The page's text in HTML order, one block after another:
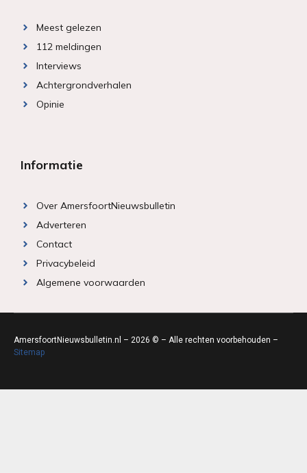
Meest gelezen
112 meldingen
Interviews
Achtergrondverhalen
Opinie
Informatie
Over AmersfoortNieuwsbulletin
Adverteren
Contact
Privacybeleid
Algemene voorwaarden
AmersfoortNieuwsbulletin.nl – 2026 © – Alle rechten voorbehouden –
Sitemap